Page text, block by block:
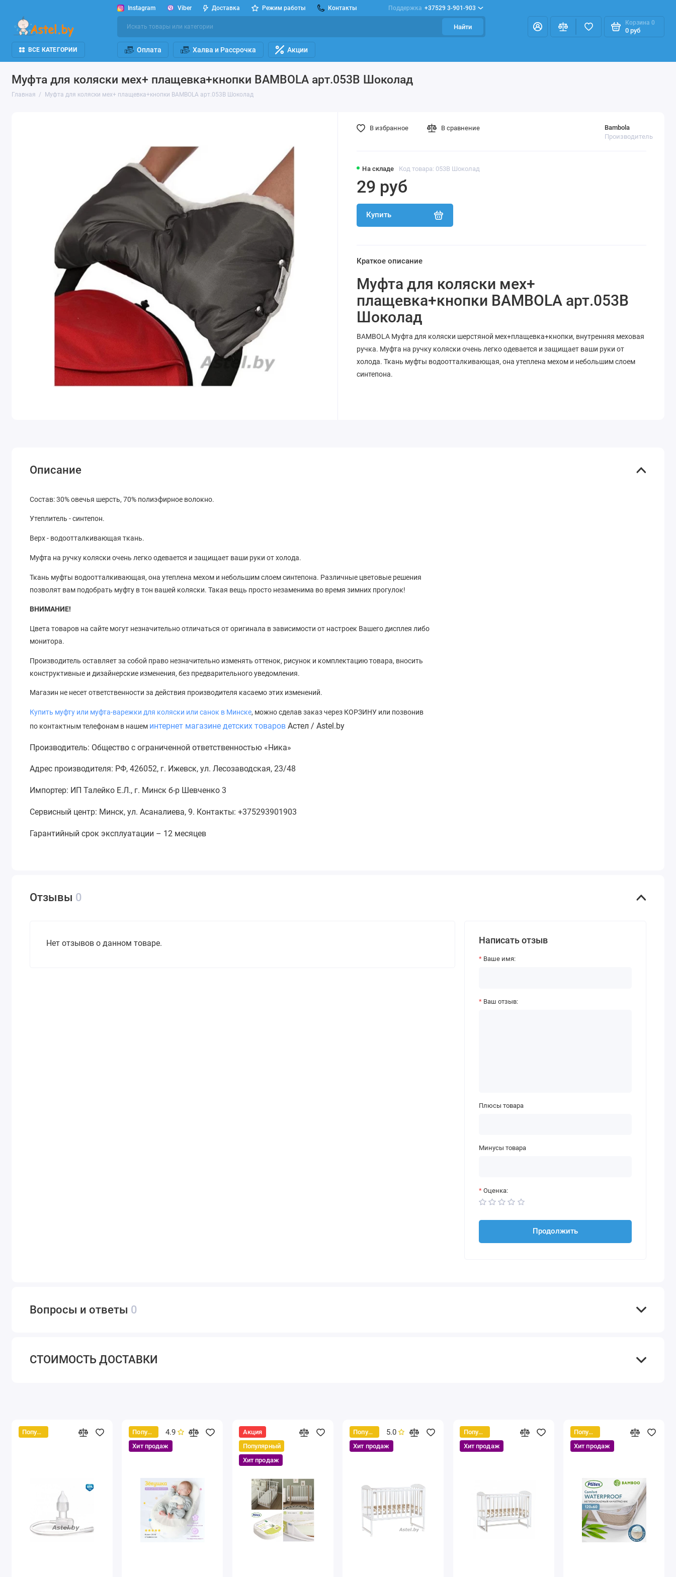
Instagram Viber Доставка Режим работы Контакты Поддержка +37529 3-901-903
Найти
Корзина 0
0 руб
ВСЕ КАТЕГОРИИ Оплата Халва и Рассрочка Акции
Муфта для коляски мех+ плащевка+кнопки BAMBOLA арт.053В Шоколад
Главная Муфта для коляски мех+ плащевка+кнопки BAMBOLA арт.053В Шоколад
На складе Код товара: 053В Шоколад
Bambola
Производитель
29 руб
Купить
В избранное В сравнение
Краткое описание
Муфта для коляски мех+
плащевка+кнопки BAMBOLA арт.053В
Шоколад
BAMBOLA Муфта для коляски шерстяной мех+плащевка+кнопки, внутренняя меховая
ручка. Муфта на ручку коляски очень легко одевается и защищает ваши руки от
холода. Ткань муфты водоотталкивающая, она утеплена мехом и небольшим слоем
синтепона.
Описание
Состав: 30% овечья шерсть, 70% полиэфирное волокно.
Утеплитель - синтепон.
Верх - водоотталкивающая ткань.
Муфта на ручку коляски очень легко одевается и защищает ваши руки от холода.
Ткань муфты водоотталкивающая, она утеплена мехом и небольшим слоем синтепона. Различные цветовые решения
позволят вам подобрать муфту в тон вашей коляски. Такая вещь просто незаменима во время зимних прогулок!
ВНИМАНИЕ!
Цвета товаров на сайте могут незначительно отличаться от оригинала в зависимости от настроек Вашего дисплея либо
монитора.
Производитель оставляет за собой право незначительно изменять оттенок, рисунок и комплектацию товара, вносить
конструктивные и дизайнерские изменения, без предварительного уведомления.
Магазин не несет ответственности за действия производителя касаемо этих изменений.
Купить муфту или муфта-варежки для коляски или санок в Минске, можно сделав заказ через КОРЗИНУ или позвонив
по контактным телефонам в нашем интернет магазине детских товаров Астел / Astel.by
Производитель: Общество с ограниченной ответственностью «Ника»
Адрес производителя: РФ, 426052, г. Ижевск, ул. Лесозаводская, 23/48
Импортер: ИП Талейко Е.Л., г. Минск б-р Шевченко 3
Сервисный центр: Минск, ул. Асаналиева, 9. Контакты: +375293901903
Гарантийный срок эксплуатации – 12 месяцев
Отзывы 0
Нет отзывов о данном товаре. Написать отзыв
Ваше имя:
Ваш отзыв:
Плюсы товара
Минусы товара
Оценка:
Продолжить
Вопросы и ответы 0
СТОИМОСТЬ ДОСТАВКИ
Популярный
Популярный
Хит продаж
4.9
Акция
Популярный
Хит продаж
Популярный
Хит продаж
5.0
Популярный
Хит продаж
Популярный
Хит продаж